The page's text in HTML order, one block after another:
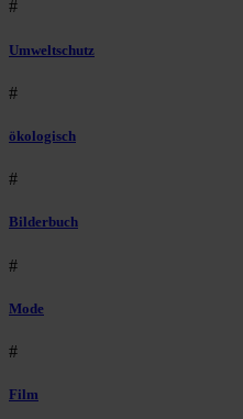
#
Umweltschutz
#
ökologisch
#
Bilderbuch
#
Mode
#
Film